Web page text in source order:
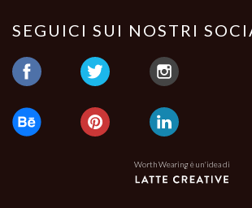
SEGUICI SUI NOSTRI
Worth Wearing è un'idea di